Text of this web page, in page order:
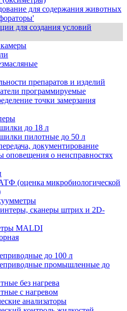
для содержания животных
для создания условий
препаратов и изделий
программируемые
точки замерзания
до 18 л
пилотные до 50 л
документирование
оповещения о неисправностях
(оценка микробиологической
сканеры штрих и 2D-
MALDI
до 100 л
промышленные до
без нагрева
с нагревом
анализаторы